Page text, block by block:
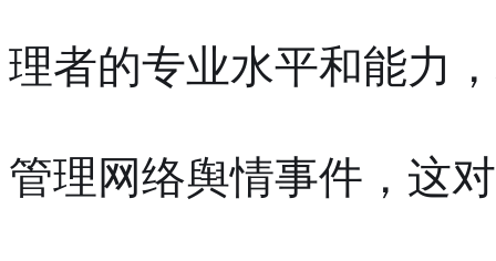
理者的专业水平和能力
管理网络舆情事件，这